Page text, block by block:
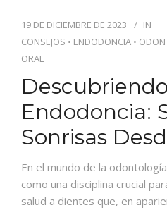
19 DE DICIEMBRE DE 2023
IN
CONSEJOS • ENDODONCIA •
ORAL
Endodoncia:
Sonrisas
En el mundo de la
como una disciplina crucial
salud a dientes que, en